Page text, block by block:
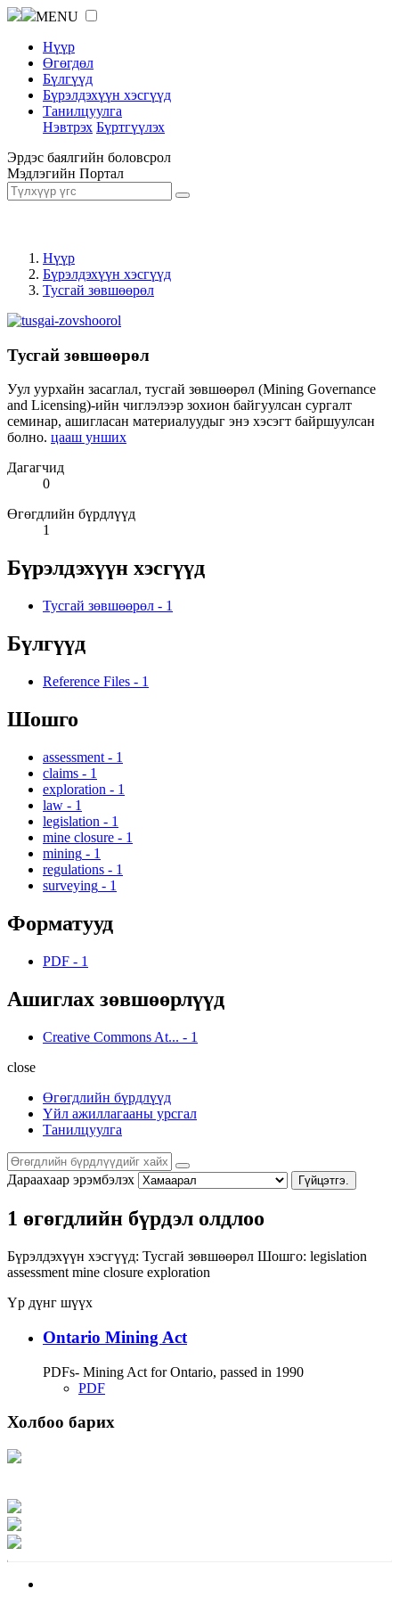
MENU
Нүүр
Өгөгдөл
Бүлгүүд
Бүрэлдэхүүн хэсгүүд
Танилцуулга
Нэвтрэх Бүртгүүлэх
Эрдэс баялгийн боловсрол
Мэдлэгийн Портал
Нүүр
Бүрэлдэхүүн хэсгүүд
Тусгай зөвшөөрөл
Тусгай зөвшөөрөл
Уул уурхайн засаглал, тусгай зөвшөөрөл (Mining Governance
and Licensing)-ийн чиглэлээр зохион байгуулсан сургалт
семинар, ашигласан материалуудыг энэ хэсэгт байршуулсан
болно. цааш унших
Дагагчид
0
Өгөгдлийн бүрдлүүд
1
Бүрэлдэхүүн хэсгүүд
Тусгай зөвшөөрөл - 1
Бүлгүүд
Reference Files - 1
Шошго
assessment - 1
claims - 1
exploration - 1
law - 1
legislation - 1
mine closure - 1
mining - 1
regulations - 1
surveying - 1
Форматууд
PDF - 1
Ашиглах зөвшөөрлүүд
Creative Commons At... - 1
close
Өгөгдлийн бүрдлүүд
Үйл ажиллагааны урсгал
Танилцуулга
Дараахаар эрэмбэлэх Гүйцэтгэ.
1 өгөгдлийн бүрдэл олдлоо
Бүрэлдэхүүн хэсгүүд: Тусгай зөвшөөрөл Шошго: legislation
assessment mine closure exploration
Үр дүнг шүүх
Ontario Mining Act
PDFs- Mining Act for Ontario, passed in 1990
PDF
Холбоо барих